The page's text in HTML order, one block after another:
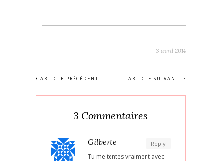
3 avril 2014
ARTICLE PRÉCÉDENT ARTICLE SUIVANT
3 Commentaires
Reply
Gilberte
Tu me tentes vraiment avec